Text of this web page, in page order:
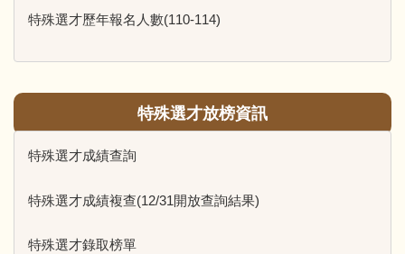
特殊選才歷年報名人數(110-114)
特殊選才放榜資訊
特殊選才成績查詢
特殊選才成績複查(12/31開放查詢結果)
特殊選才錄取榜單